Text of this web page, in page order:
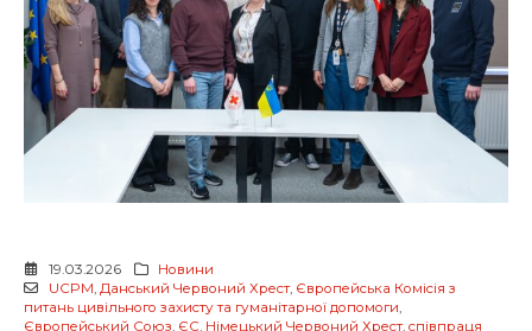
19.03.2026
Новини
UCPM, Данський Червоний Хрест, Європейська Комісія з
питань цивільного захисту та гуманітарної допомоги,
Європейський Союз, ЄС, Німецький Червоний Хрест, співпраця